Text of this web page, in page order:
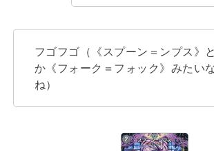
フゴフゴ（《スプーン＝ンプス》と
か《フォーク＝フォック》みたい
ね）